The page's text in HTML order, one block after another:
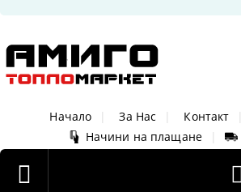
Начало За Нас Контакт
Начини на плащане